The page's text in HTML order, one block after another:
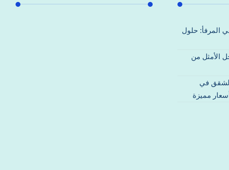
المرفأ: حلول
الأمثل من
الشقق في
مميزة